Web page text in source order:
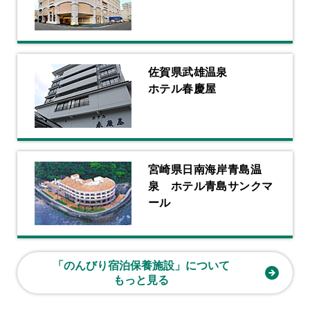
佐賀県武雄温泉
ホテル春慶屋
宮崎県日南海岸青島温
泉
ホテル青島サンクマ
ール
「のんびり宿泊保養施設」について
もっと⾒る